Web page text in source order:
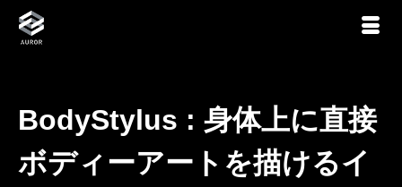
BodyStylus : 身体上に直接
ボディーアートを描けるイ